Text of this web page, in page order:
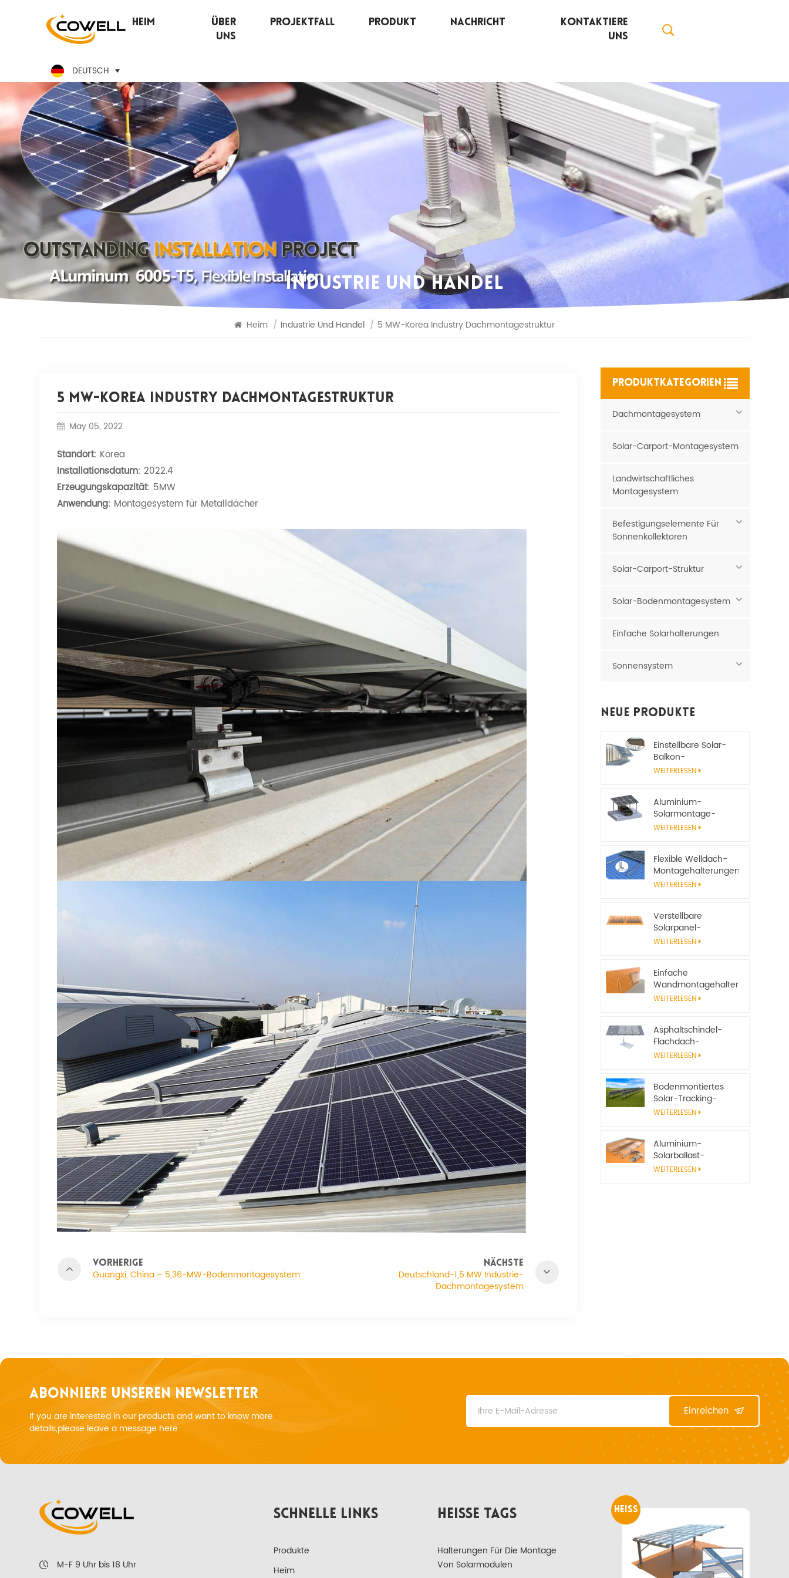
Heim
Über
Uns
Projektfall Produkt Nachricht
Kontaktiere
Uns
DEUTSCH
INDUSTRIE UND HANDEL
Heim / Industrie Und Handel / 5 MW-Korea Industry Dachmontagestruktur
5 MW-Korea Industry Dachmontagestruktur
May 05, 2022
Standort: Korea
Installationsdatum: 2022.4
Erzeugungskapazität: 5MW
Anwendung: Montagesystem für Metalldächer
VORHERIGE
Guangxi, China – 5,36-MW-Bodenmontagesystem
NÄCHSTE
Deutschland-1,5 MW Industrie-
Dachmontagesystem
PRODUKTKATEGORIEN
Dachmontagesystem
Solar-Carport-Montagesystem
Landwirtschaftliches
Montagesystem
Befestigungselemente Für
Sonnenkollektoren
Solar-Carport-Struktur
Solar-Bodenmontagesystem
Einfache Solarhalterungen
Sonnensystem
Neue Produkte
Einstellbare Solar-
Balkon-
Montagehalterung
WEITERLESEN
Aluminium-
Solarmontage-
Carport-System
WEITERLESEN
Flexible Welldach-
Montagehalterungen
für Solarmodule
WEITERLESEN
Verstellbare
Solarpanel-
Neigungshalterungen
Solarsysteme
WEITERLESEN
Einfache
Wandmontagehalterungen
aus Aluminium für
WEITERLESEN
Asphaltschindel-
Flachdach-
Solarpanel-
WEITERLESEN
Bodenmontiertes
Solar-Tracking-
System, verstellbarer
WEITERLESEN
Aluminium-
Solarballast-
Montagerahmen,
WEITERLESEN
ABONNIERE UNSEREN NEWSLETTER
If you are interested in our products and want to know more
details,please leave a message here
Einreichen
M-F 9 Uhr bis 18 Uhr
SCHNELLE LINKS
Produkte
Heim
HEISSE TAGS
Halterungen Für Die Montage
Von Solarmodulen
HEISS